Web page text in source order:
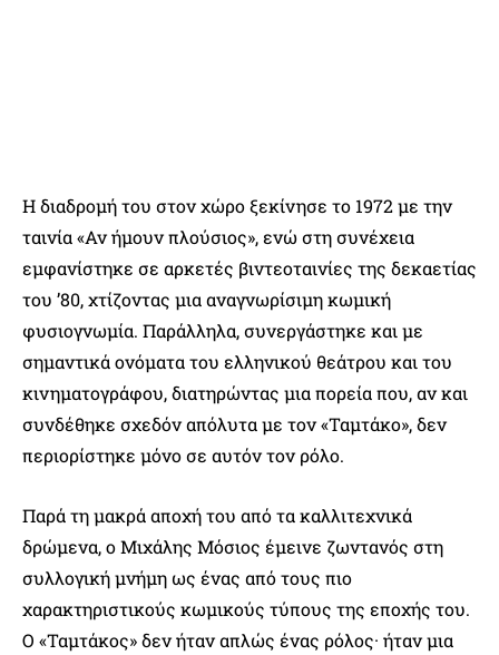
Η διαδρομή του στον χώρο ξεκίνησε το 1972 με την
ταινία «Αν ήμουν πλούσιος», ενώ στη συνέχεια
εμφανίστηκε σε αρκετές βιντεοταινίες της δεκαετίας
του ’80, χτίζοντας μια αναγνωρίσιμη κωμική
φυσιογνωμία. Παράλληλα, συνεργάστηκε και με
σημαντικά ονόματα του ελληνικού θεάτρου και του
κινηματογράφου, διατηρώντας μια πορεία που, αν και
συνδέθηκε σχεδόν απόλυτα με τον «Ταμτάκο», δεν
περιορίστηκε μόνο σε αυτόν τον ρόλο.
Παρά τη μακρά αποχή του από τα καλλιτεχνικά
δρώμενα, ο Μιχάλης Μόσιος έμεινε ζωντανός στη
συλλογική μνήμη ως ένας από τους πιο
χαρακτηριστικούς κωμικούς τύπους της εποχής του.
Ο «Ταμτάκος» δεν ήταν απλώς ένας ρόλος· ήταν μια